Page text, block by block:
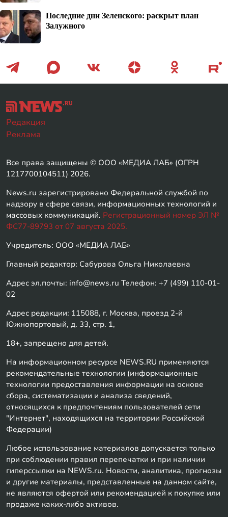
Последние дни Зеленского: раскрыт план
Залужного
Редакция
Реклама
Все права защищены © ООО «МЕДИА ЛАБ» (ОГРН
1217700104511) 2026.
News.ru зарегистрировано Федеральной службой по
надзору в сфере связи, информационных технологий и
массовых коммуникаций. Регистрационный номер ЭЛ №
ФС77-89793 от 07 августа 2025.
Учредитель: ООО «МЕДИА ЛАБ»
Главный редактор: Сабурова Ольга Николаевна
Адрес эл.почты: info@news.ru Телефон: +7 (499) 110-01-
02
Адрес редакции: 115088, г. Москва, проезд 2-й
Южнопортовый, д. 33, стр. 1,
18+, запрещено для детей.
На информационном ресурсе NEWS.RU применяются
рекомендательные технологии (информационные
технологии предоставления информации на основе
сбора, систематизации и анализа сведений,
относящихся к предпочтениям пользователей сети
"Интернет", находящихся на территории Российской
Федерации)
Любое использование материалов допускается только
при соблюдении правил перепечатки и при наличии
гиперссылки на NEWS.ru. Новости, аналитика, прогнозы
и другие материалы, представленные на данном сайте,
не являются офертой или рекомендацией к покупке или
продаже каких-либо активов.